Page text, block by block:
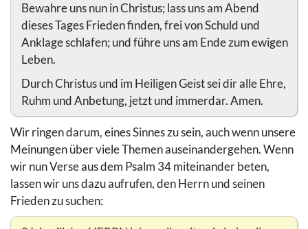
Bewahre uns nun in Christus; lass uns am Abend
dieses Tages Frieden finden, frei von Schuld und
Anklage schlafen; und führe uns am Ende zum ewigen
Leben.
Durch Christus und im Heiligen Geist sei dir alle Ehre,
Ruhm und Anbetung, jetzt und immerdar. Amen.
Wir ringen darum, eines Sinnes zu sein, auch wenn unsere
Meinungen über viele Themen auseinandergehen. Wenn
wir nun Verse aus dem Psalm 34 miteinander beten,
lassen wir uns dazu aufrufen, den Herrn und seinen
Frieden zu suchen: